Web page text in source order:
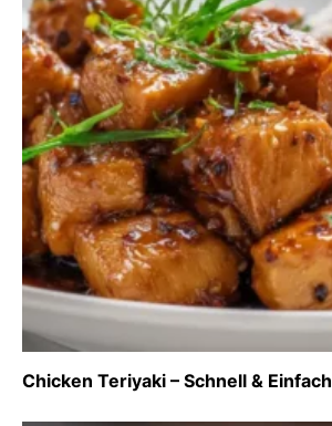
Chicken Teriyaki – Schnell & Einfach